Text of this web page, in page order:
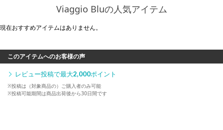
Viaggio Bluの人気アイテム
現在おすすめアイテムはありません。
このアイテムへのお客様の声
レビュー投稿で最大2,000ポイント
※投稿は（対象商品の）ご購入者のみ可能
※投稿可能期間は商品出荷後から30日間です